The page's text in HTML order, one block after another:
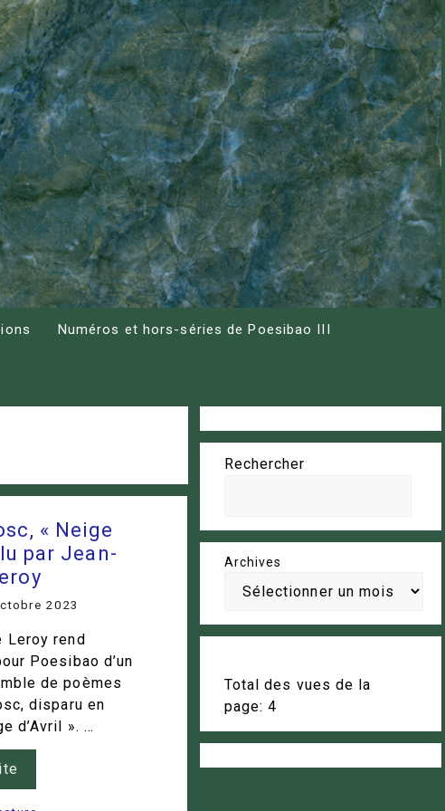
Numéros et hors-séries de Poesibao III
« Neige
par Jean-
2023
Leroy rend
Poesibao d’un
de poèmes
disparu en
d’Avril ». …
Rechercher
Archives
Total des vues de la
page:4